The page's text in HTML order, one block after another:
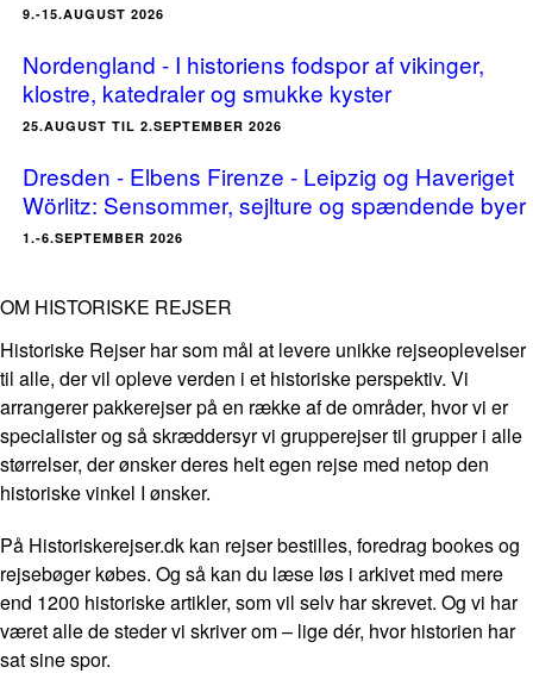
9.-15.AUGUST 2026
Nordengland - I historiens fodspor af vikinger,
klostre, katedraler og smukke kyster
25.AUGUST TIL 2.SEPTEMBER 2026
Dresden - Elbens Firenze - Leipzig og Haveriget
Wörlitz: Sensommer, sejlture og spændende byer
1.-6.SEPTEMBER 2026
OM HISTORISKE REJSER
Historiske Rejser har som mål at levere unikke rejseoplevelser
til alle, der vil opleve verden i et historiske perspektiv. Vi
arrangerer pakkerejser på en række af de områder, hvor vi er
specialister og så skræddersyr vi grupperejser til grupper i alle
størrelser, der ønsker deres helt egen rejse med netop den
historiske vinkel I ønsker.
På Historiskerejser.dk kan rejser bestilles, foredrag bookes og
rejsebøger købes. Og så kan du læse løs i arkivet med mere
end 1200 historiske artikler, som vil selv har skrevet. Og vi har
været alle de steder vi skriver om – lige dér, hvor historien har
sat sine spor.